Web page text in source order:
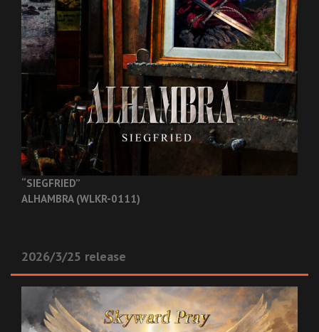
“SIEGFRIED”
ALHAMBRA (WLKR-0111)
2026/3/25 release